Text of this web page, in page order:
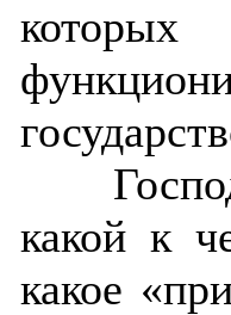
какой к
какое